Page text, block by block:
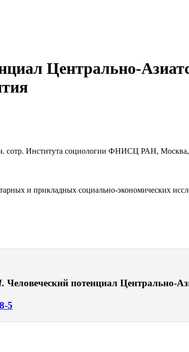
Центрально-
сотр. Института социологии ФНИСЦ РАН,
и прикладных социально-экономических
Человеческий потенциал Центрально-
5